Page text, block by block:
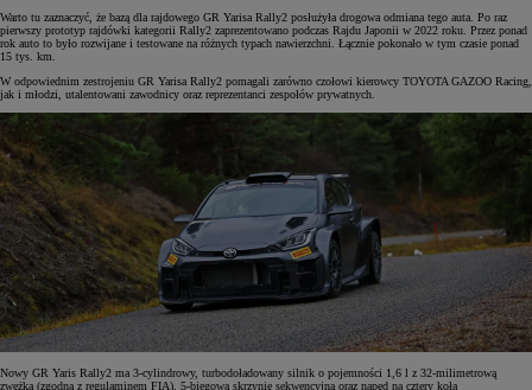
Warto tu zaznaczyć, że bazą dla rajdowego GR Yarisa Rally2 posłużyła drogowa odmiana tego auta. Po raz
pierwszy prototyp rajdówki kategorii Rally2 zaprezentowano podczas Rajdu Japonii w 2022 roku. Przez ponad
rok auto to było rozwijane i testowane na różnych typach nawierzchni. Łącznie pokonało w tym czasie ponad
15 tys. km.
W odpowiednim zestrojeniu GR Yarisa Rally2 pomagali zarówno czołowi kierowcy TOYOTA GAZOO Racing,
jak i młodzi, utalentowani zawodnicy oraz reprezentanci zespołów prywatnych.
Nowy GR Yaris Rally2 ma 3-cylindrowy, turbodoładowany silnik o pojemności 1,6 l z 32-milimetrową
zwężką (zgodną z regulaminem FIA), 5-biegową skrzynię sekwencyjną oraz napęd na cztery koła